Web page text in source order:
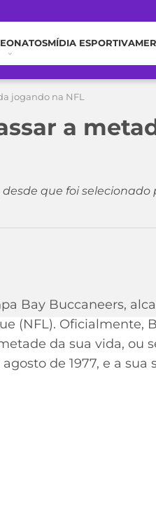
MÍDIA ESPORTIVA
jogando na NFL
a
que foi selecionado
Bay Buccaneers,
(NFL). Oficialmente,
da sua vida, ou
de 1977, e a sua